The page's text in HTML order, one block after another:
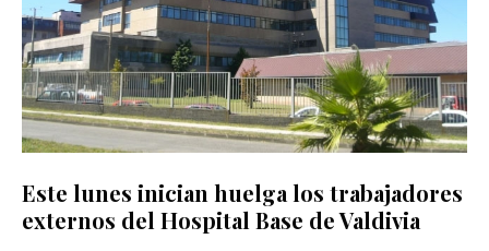
Este lunes inician huelga los trabajadores
externos del Hospital Base de Valdivia